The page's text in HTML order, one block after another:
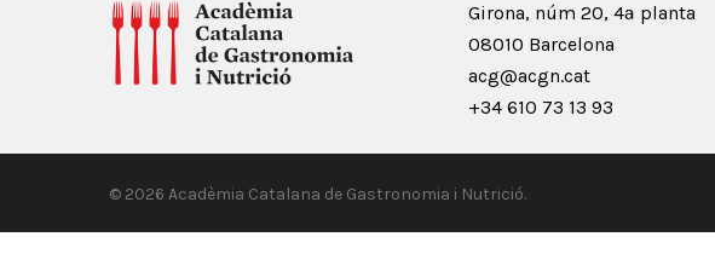
Girona, núm 20, 4ª planta
08010 Barcelona
acg@acgn.cat
+34 610 73 13 93
© 2026 Acadèmia Catalana de Gastronomia i Nutrició.